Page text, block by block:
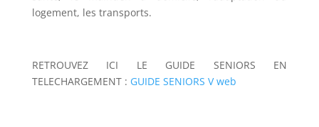
logement, les transports.
RETROUVEZ ICI LE GUIDE SENIORS EN
TELECHARGEMENT : GUIDE SENIORS V web